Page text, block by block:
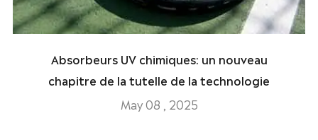
Absorbeurs UV chimiques: un nouveau
chapitre de la tutelle de la technologie
May 08 , 2025